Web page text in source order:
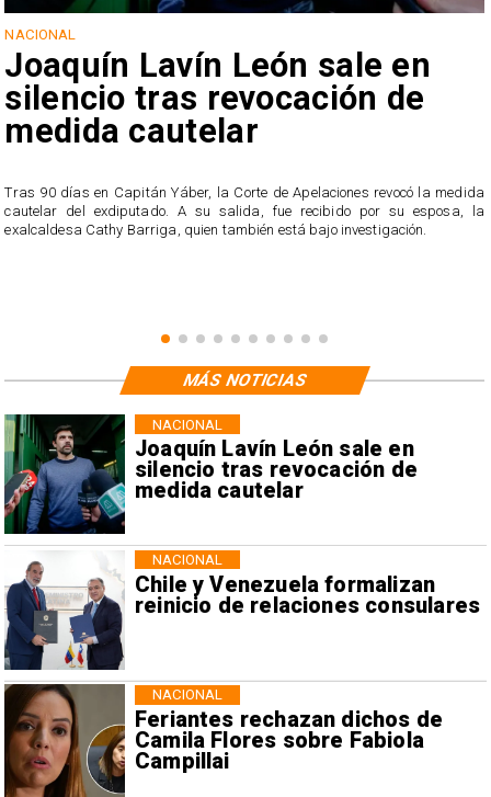
NACIONAL
Joaquín Lavín León sale en
silencio tras revocación de
medida cautelar
Tras 90 días en Capitán Yáber, la Corte de Apelaciones revocó la medida
cautelar del exdiputado. A su salida, fue recibido por su esposa, la
exalcaldesa Cathy Barriga, quien también está bajo investigación.
Joaquín Lavín León sale en
silencio tras revocación de
medida cautelar
NACIONAL
Chile y Venezuela formalizan
reinicio de relaciones consulares
NACIONAL
Feriantes rechazan dichos de
Camila Flores sobre Fabiola
Campillai
NACIONAL
MÁS NOTICIAS